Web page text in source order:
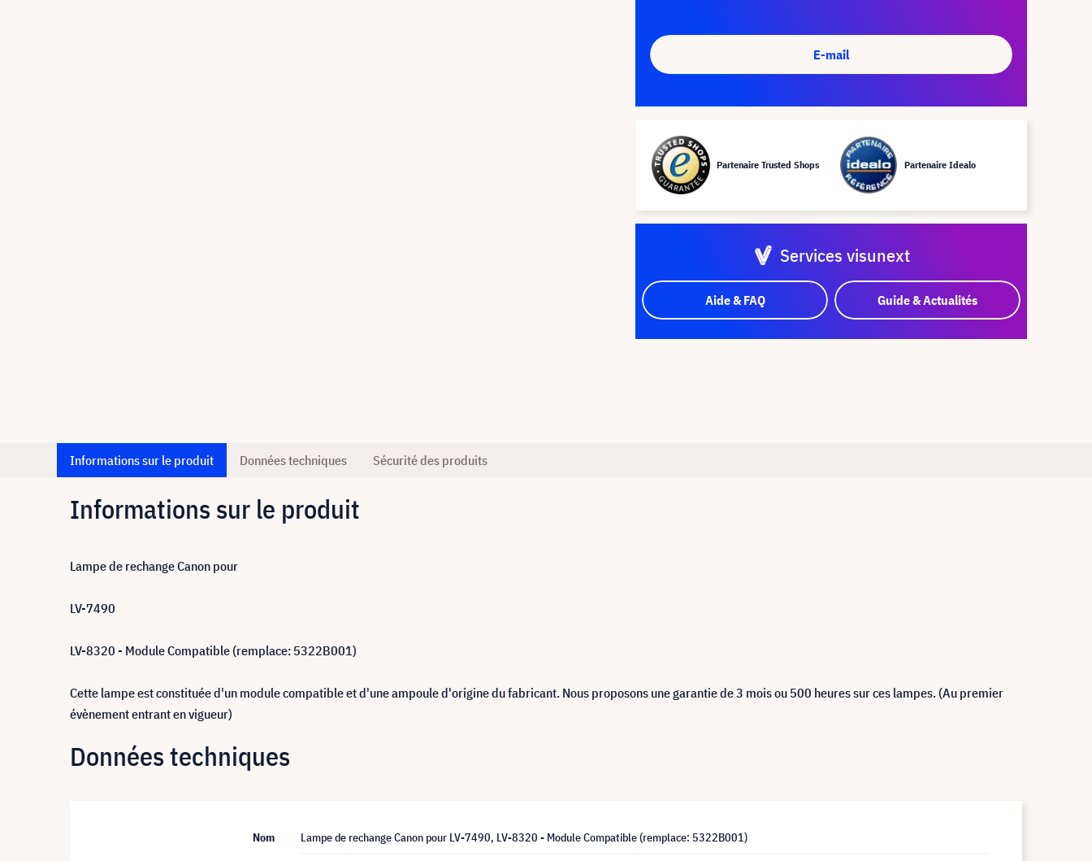
E-mail
Partenaire Trusted Shops Partenaire Idealo
Services visunext
Aide & FAQ Guide & Actualités
Informations sur le produit Données techniques Sécurité des produits
Informations sur le produit
Lampe de rechange Canon pour
LV-7490
LV-8320 - Module Compatible (remplace: 5322B001)
Cette lampe est constituée d'un module compatible et d'une ampoule d'origine du fabricant. Nous proposons une garantie de 3 mois ou 500 heures sur ces lampes. (Au premier
évènement entrant en vigueur)
Données techniques
Nom Lampe de rechange Canon pour LV-7490, LV-8320 - Module Compatible (remplace: 5322B001)